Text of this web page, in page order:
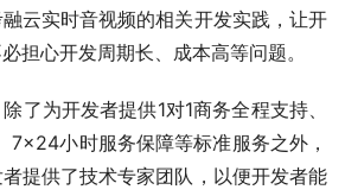
云实时音视频的相关开发实践，让开
担心开发周期长、成本高等问题。
了为开发者提供1对1商务全程支持、
7×24小时服务保障等标准服务之外，
提供了技术专家团队，以便开发者能